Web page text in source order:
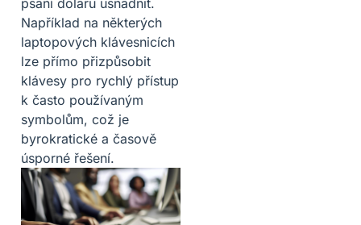
Například na některých
laptopových klávesnicích
lze přímo přizpůsobit
klávesy pro rychlý přístup
k často používaným
symbolům, což je
byrokratické a časově
úsporné řešení.